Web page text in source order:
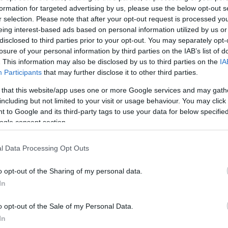
for targeted advertising by us, please use the below opt-out
selection. Please note that after your opt-out request is processed
interest-based ads based on personal information utilized by us
to third parties prior to your opt-out. You may separately
of your personal information by third parties on the IAB’s list of
This information may also be disclosed by us to third parties on the
Participants that may further disclose it to other third parties.
that this website/app uses one or more Google services and may
but not limited to your visit or usage behaviour. You may
to Google and its third-party tags to use your data for below
consent section.
Data Processing Opt Outs
opt-out of the Sharing of my personal data.
opt-out of the Sale of my Personal Data.
ΔΙΑΦΗΜΙΣΗ